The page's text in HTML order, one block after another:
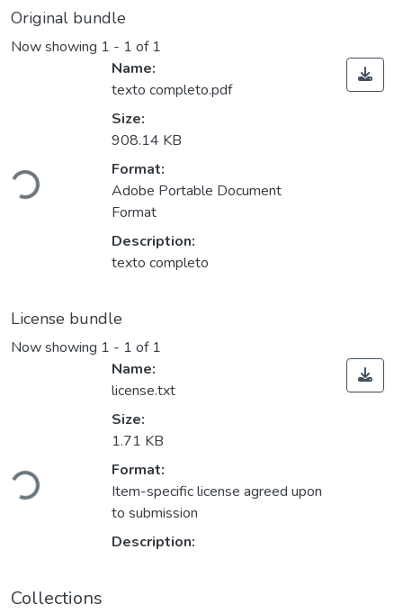
Original bundle
Now showing 1 - 1 of 1
Loading...
Name:
texto completo.pdf
Size:
908.14 KB
Format:
Adobe Portable Document
Format
Description:
texto completo
License bundle
Now showing 1 - 1 of 1
Loading...
Name:
license.txt
Size:
1.71 KB
Format:
Item-specific license agreed upon
to submission
Description:
Collections